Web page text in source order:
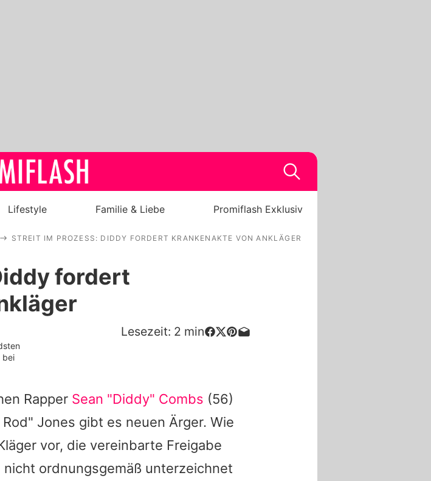
Royals
Stars
& Serien
Lifestyle
& Liebe
auf Promiflash
runterladen
Lifestyle Familie & Liebe Promiflash Exklusiv
STREIT IM PROZESS: DIDDY FORDERT KRANKENAKTE VON ANKLÄGER
fordert
Lesezeit: 2 min
bei
Rapper Sean "Diddy" Combs (56)
Jones gibt es neuen Ärger. Wie
vor, die vereinbarte Freigabe
ordnungsgemäß unterzeichnet